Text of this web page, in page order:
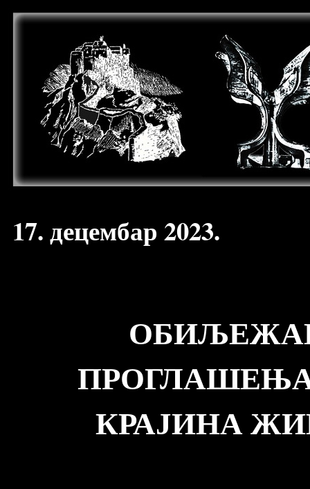
17. децембар 2023.
КРАЈИНА